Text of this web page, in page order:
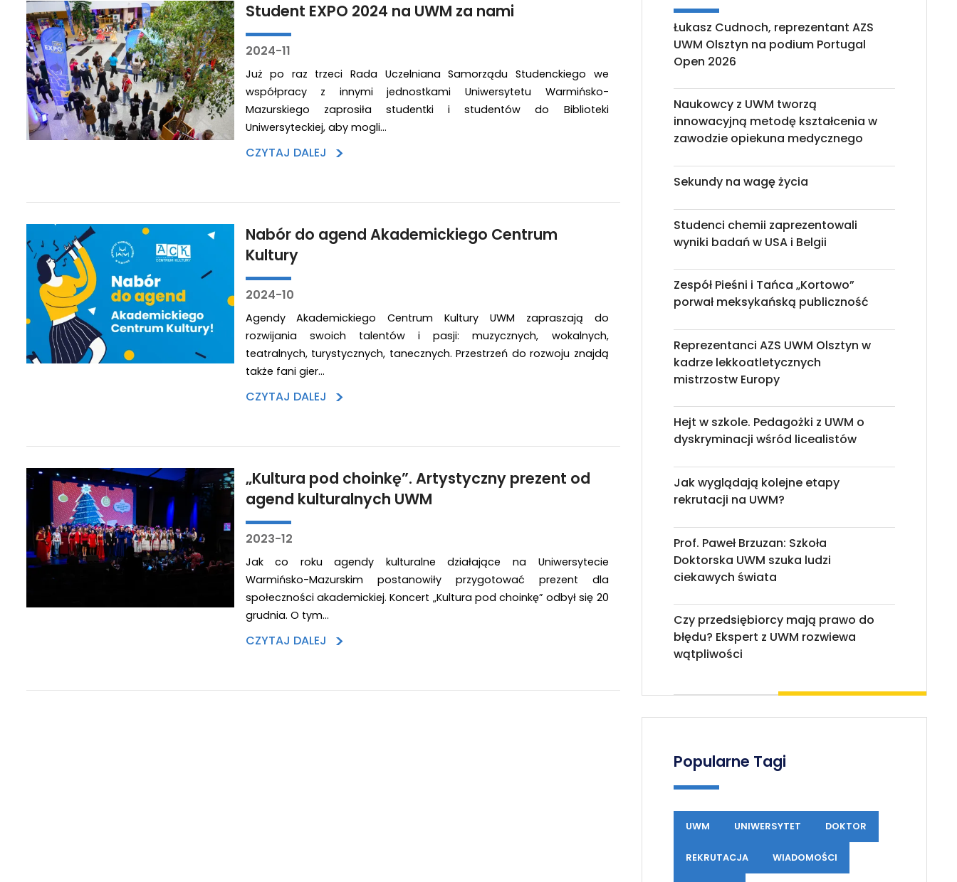
Student EXPO 2024 na UWM za nami
2024-11
Już po raz trzeci Rada Uczelniana Samorządu Studenckiego we
współpracy z innymi jednostkami Uniwersytetu Warmińsko-
Mazurskiego zaprosiła studentki i studentów do Biblioteki
Uniwersyteckiej, aby mogli…
CZYTAJ DALEJ >
Nabór do agend Akademickiego Centrum
Kultury
2024-10
Agendy Akademickiego Centrum Kultury UWM zapraszają do
rozwijania swoich talentów i pasji: muzycznych, wokalnych,
teatralnych, turystycznych, tanecznych. Przestrzeń do rozwoju znajdą
także fani gier…
CZYTAJ DALEJ >
„Kultura pod choinkę”. Artystyczny prezent od
agend kulturalnych UWM
2023-12
Jak co roku agendy kulturalne działające na Uniwersytecie
Warmińsko-Mazurskim postanowiły przygotować prezent dla
społeczności akademickiej. Koncert „Kultura pod choinkę” odbył się 20
grudnia. O tym…
CZYTAJ DALEJ >
Łukasz Cudnoch, reprezentant AZS
UWM Olsztyn na podium Portugal
Open 2026
Naukowcy z UWM tworzą
innowacyjną metodę kształcenia w
zawodzie opiekuna medycznego
Sekundy na wagę życia
Studenci chemii zaprezentowali
wyniki badań w USA i Belgii
Zespół Pieśni i Tańca „Kortowo”
porwał meksykańską publiczność
Reprezentanci AZS UWM Olsztyn w
kadrze lekkoatletycznych
mistrzostw Europy
Hejt w szkole. Pedagożki z UWM o
dyskryminacji wśród licealistów
Jak wyglądają kolejne etapy
rekrutacji na UWM?
Prof. Paweł Brzuzan: Szkoła
Doktorska UWM szuka ludzi
ciekawych świata
Czy przedsiębiorcy mają prawo do
błędu? Ekspert z UWM rozwiewa
wątpliwości
Popularne Tagi
UWM UNIWERSYTET DOKTOR
REKRUTACJA WIADOMOŚCI